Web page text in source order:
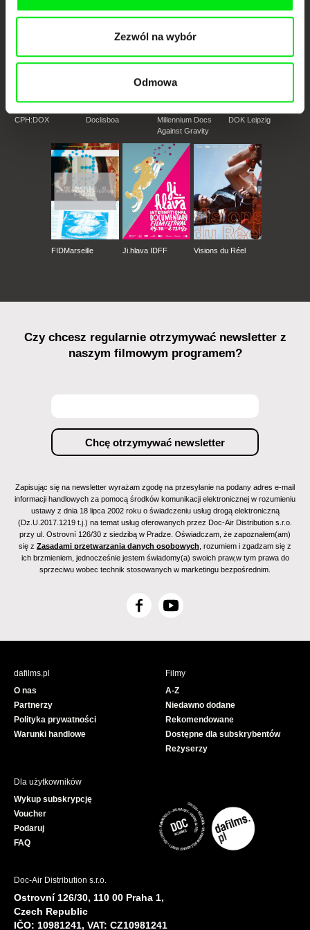
Zezwól na wybór
Odmowa
CPH:DOX Doclisboa
Millennium Docs
Against Gravity
DOK Leipzig
FIDMarseille Ji.hlava IDFF Visions du Réel
Czy chcesz regularnie otrzymywać newsletter z
naszym filmowym programem?
Zapisując się na newsletter wyrażam zgodę na przesyłanie na podany adres e-mail
informacji handlowych za pomocą środków komunikacji elektronicznej w rozumieniu
ustawy z dnia 18 lipca 2002 roku o świadczeniu usług drogą elektroniczną
(Dz.U.2017.1219 t.j.) na temat usług oferowanych przez Doc-Air Distribution s.r.o.
przy ul. Ostrovní 126/30 z siedzibą w Pradze. Oświadczam, że zapoznałem(am)
się z Zasadami przetwarzania danych osobowych , rozumiem i zgadzam się z
ich brzmieniem, jednocześnie jestem świadomy(a) swoich praw,w tym prawa do
sprzeciwu wobec technik stosowanych w marketingu bezpośrednim.
F
c
Y
u
e
dafilms.pl
O nas
Partnerzy
Polityka prywatności
Warunki handlowe
Filmy
A-Z
Niedawno dodane
Rekomendowane
Dostępne dla subskrybentów
Reżyserzy
Dla użytkowników
Wykup subskrypcję
Voucher
Podaruj
FAQ
Doc-Air Distribution s.r.o.
Ostrovní 126/30, 110 00 Praha 1,
Czech Republic
IČO: 10981241, VAT: CZ10981241